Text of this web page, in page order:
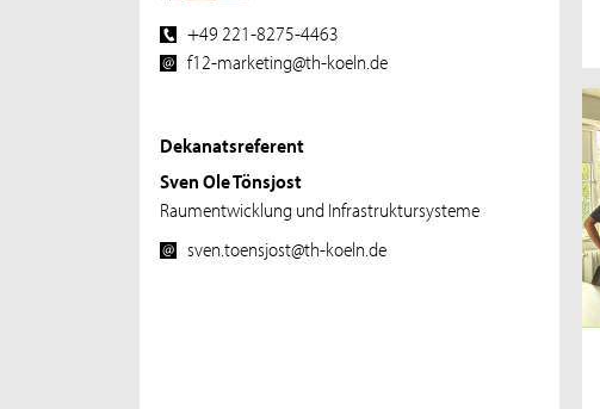
+49 221-8275-4463
f12-marketing@th-koeln.de
Dekanatsreferent
Sven Ole Tönsjost
Raumentwicklung und Infrastruktursysteme
sven.toensjost@th-koeln.de